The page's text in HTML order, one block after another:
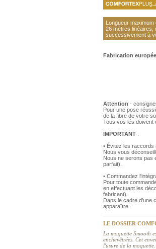
Longueur
26 mètres linéaires,
successivement à
Fabrication
Attention -
Pour une pose
de la fibre de votre
Tous vos lés doivent
IMPORTANT :
• Évitez les raccords
Nous vous
Nous ne serons pas
parfait).
• Commandez
Pour toute
en effectuant les
fabricant).
Dans le cadre d’une
apparaître.
LE DOSSIER
La moquette Smooth
enchevêtrées. Cet
l'usure de la moquette.